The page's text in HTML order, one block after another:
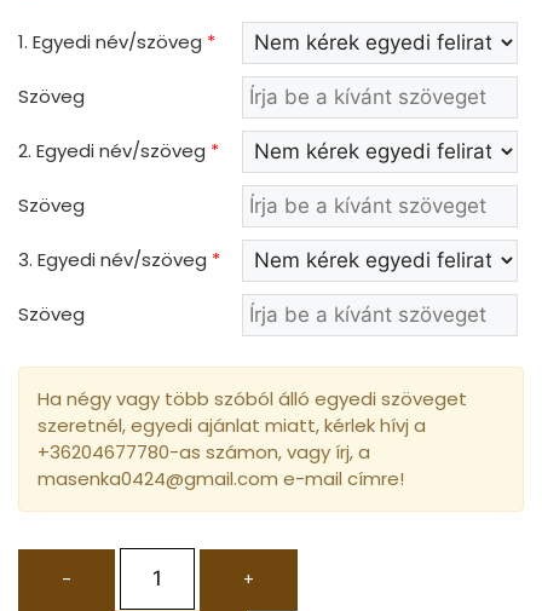
1. Egyedi név/szöveg *
Szöveg
2. Egyedi név/szöveg *
Szöveg
3. Egyedi név/szöveg *
Szöveg
Ha négy vagy több szóból álló egyedi szöveget
szeretnél, egyedi ajánlat miatt, kérlek hívj a
+36204677780-as számon, vagy írj, a
masenka0424@gmail.com e-mail címre!
- +